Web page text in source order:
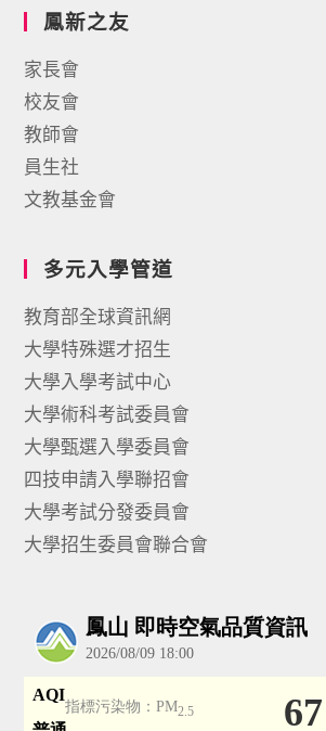
鳳新之友
家長會
校友會
教師會
員生社
文教基金會
多元入學管道
教育部全球資訊網
大學特殊選才招生
大學入學考試中心
大學術科考試委員會
大學甄選入學委員會
四技申請入學聯招會
大學考試分發委員會
大學招生委員會聯合會